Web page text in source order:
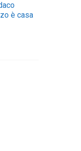
è casa